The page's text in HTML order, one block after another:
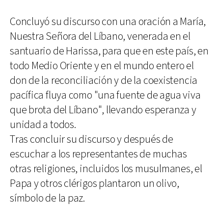
Concluyó su discurso con una oración a María,
Nuestra Señora del Líbano, venerada en el
santuario de Harissa, para que en este país, en
todo Medio Oriente y en el mundo entero el
don de la reconciliación y de la coexistencia
pacífica fluya como "una fuente de agua viva
que brota del Líbano", llevando esperanza y
unidad a todos.
Tras concluir su discurso y después de
escuchar a los representantes de muchas
otras religiones, incluidos los musulmanes, el
Papa y otros clérigos plantaron un olivo,
símbolo de la paz.